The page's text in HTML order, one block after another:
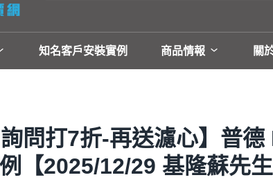
知名客戶安裝實例 商品情報 關
詢問打7折-再送濾心】普
【2025/12/29 基隆蘇先生